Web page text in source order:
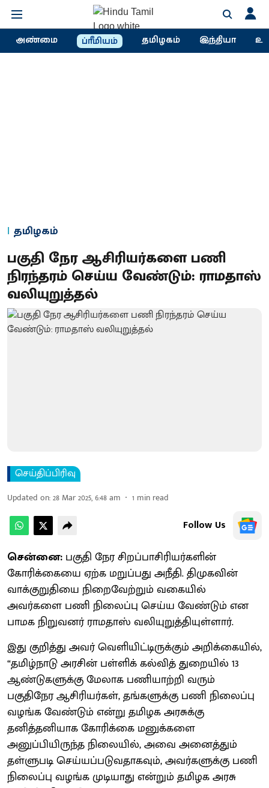
அண்மை ப்ரீமியம் தமிழகம் இந்தியா
தமிழகம்
பகுதி நேர ஆசிரியர்களை பணி
நிரந்தரம் செய்ய வேண்டும்: ராமதாஸ்
வலியுறுத்தல்
செய்திப்பிரிவு
Updated on:28 Mar 2025, 6:48 am 1 min read
Follow Us
சென்னை: பகுதி நேர சிறப்பாசிரியர்களின்
கோரிக்கையை ஏற்க மறுப்பது அநீதி. திமுகவின்
வாக்குறுதியை நிறைவேற்றும் வகையில்
அவர்களை பணி நிலைப்பு செய்ய வேண்டும் என
பாமக நிறுவனர் ராமதாஸ் வலியுறுத்தியுள்ளார்.
இது குறித்து அவர் வெளியிட்டிருக்கும் அறிக்கையில்,
“தமிழ்நாடு அரசின் பள்ளிக் கல்வித் துறையில் 13
ஆண்டுகளுக்கு மேலாக பணியாற்றி வரும்
பகுதிநேர ஆசிரியர்கள், தங்களுக்கு பணி நிலைப்பு
வழங்க வேண்டும் என்று தமிழக அரசுக்கு
தனித்தனியாக கோரிக்கை மனுக்களை
அனுப்பியிருந்த நிலையில், அவை அனைத்தும்
தள்ளுபடி செய்யப்படுவதாகவும், அவர்களுக்கு பணி
நிலைப்பு வழங்க முடியாது என்றும் தமிழக அரசு